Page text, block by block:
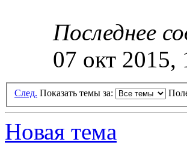
Последнее
07 окт 2015,
След. Показать темы за:
Новая тема